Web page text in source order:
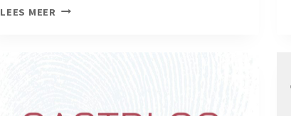
LEES MEER WEBINAR